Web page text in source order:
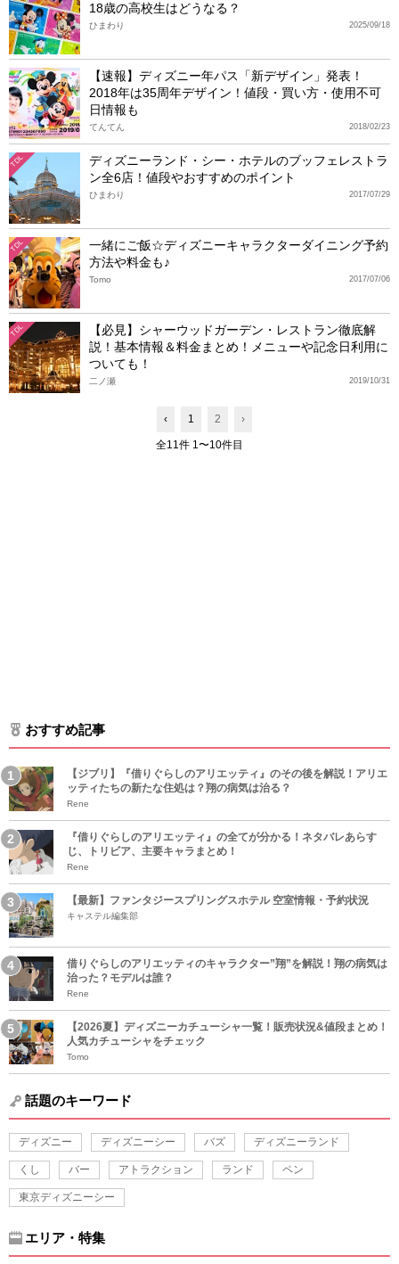
18歳の高校生はどうなる？
2025/09/18
ひまわり
【速報】ディズニー年パス「新デザイン」発表！
2018年は35周年デザイン！値段・買い方・使用不可
日情報も
2018/02/23
てんてん
TDL
ディズニーランド・シー・ホテルのブッフェレストラ
ン全6店！値段やおすすめのポイント
2017/07/29
ひまわり
TDL
一緒にご飯☆ディズニーキャラクターダイニング予約
方法や料金も♪
2017/07/06
Tomo
TDL
【必見】シャーウッドガーデン・レストラン徹底解
説！基本情報＆料金まとめ！メニューや記念日利用に
ついても！
2019/10/31
二ノ瀬
‹ 1 2 ›
全11件 1〜10件目
おすすめ記事
【ジブリ】『借りぐらしのアリエッティ』のその後を解説！アリエ
ッティたちの新たな住処は？翔の病気は治る？
Rene
『借りぐらしのアリエッティ』の全てが分かる！ネタバレあらす
じ、トリビア、主要キャラまとめ！
Rene
【最新】ファンタジースプリングスホテル 空室情報・予約状況
キャステル編集部
借りぐらしのアリエッティのキャラクター”翔”を解説！翔の病気は
治った？モデルは誰？
Rene
【2026夏】ディズニーカチューシャ一覧！販売状況&値段まとめ！
人気カチューシャをチェック
Tomo
話題のキーワード
ディズニー ディズニーシー バズ ディズニーランド
くし バー アトラクション ランド ペン
東京ディズニーシー
エリア・特集